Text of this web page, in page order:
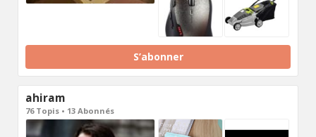
S’abonner
ahiram
76 Topis • 13 Abonnés